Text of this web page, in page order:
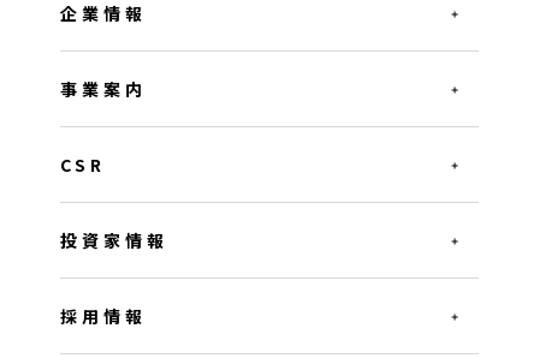
企業情報
事業案内
CSR
投資家情報
採用情報